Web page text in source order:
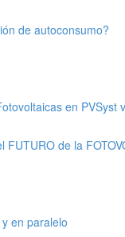
de autoconsumo?
en PVSyst
FUTURO de la
en paralelo